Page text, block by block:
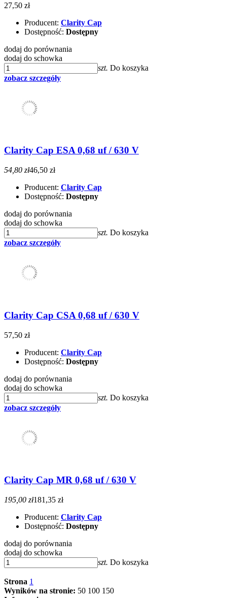
27,50 zł
Producent: Clarity Cap
Dostępność: Dostępny
dodaj do porównania
dodaj do schowka
szt. Do koszyka
zobacz szczegóły
Clarity Cap ESA 0,68 uf / 630 V
54,80 zł46,50 zł
Producent: Clarity Cap
Dostępność: Dostępny
dodaj do porównania
dodaj do schowka
szt. Do koszyka
zobacz szczegóły
Clarity Cap CSA 0,68 uf / 630 V
57,50 zł
Producent: Clarity Cap
Dostępność: Dostępny
dodaj do porównania
dodaj do schowka
szt. Do koszyka
zobacz szczegóły
Clarity Cap MR 0,68 uf / 630 V
195,00 zł181,35 zł
Producent: Clarity Cap
Dostępność: Dostępny
dodaj do porównania
dodaj do schowka
szt. Do koszyka
Strona 1
Wyników na stronie: 50 100 150